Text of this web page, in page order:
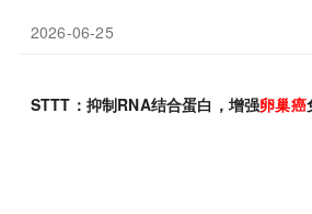
2026-06-25
STTT：抑制RNA结合蛋白，增强卵巢癌